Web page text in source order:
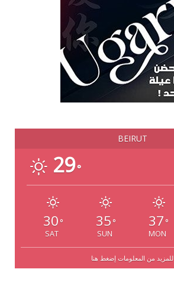
BEIRUT
29°
30 °
SAT
35 °
SUN
37 °
MON
للمزيد من المعلومات إضغط هنا